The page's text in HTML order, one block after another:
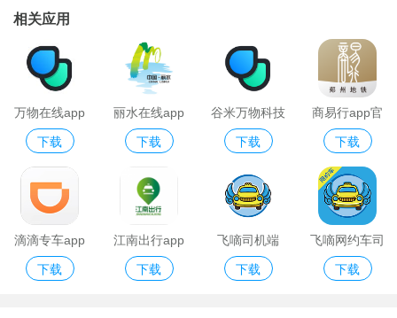
相关应用
万物在线app
苹果版
下载
丽水在线app
版
下载
谷米万物科技
定位app
下载
商易行app官
方安卓版
下载
滴滴专车app
官网版
下载
江南出行app
下载
飞嘀司机端
app
下载
飞嘀网约车司
机端
下载